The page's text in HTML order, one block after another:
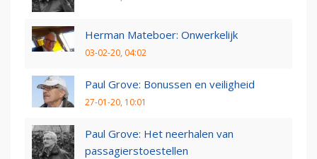
Herman Mateboer: Onwerkelijk
03-02-20, 04:02
Paul Grove: Bonussen en veiligheid
27-01-20, 10:01
Paul Grove: Het neerhalen van
passagierstoestellen